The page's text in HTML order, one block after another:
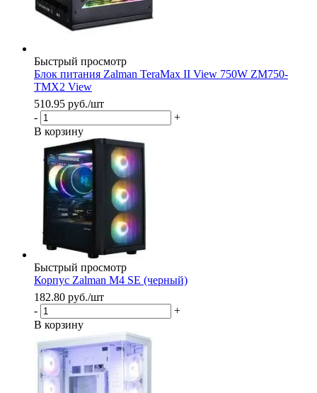
Быстрый просмотр
Блок питания Zalman TeraMax II View 750W ZM750-
TMX2 View
510.95 руб./шт
-
+
В корзину
Быстрый просмотр
Корпус Zalman M4 SE (черный)
182.80 руб./шт
-
+
В корзину